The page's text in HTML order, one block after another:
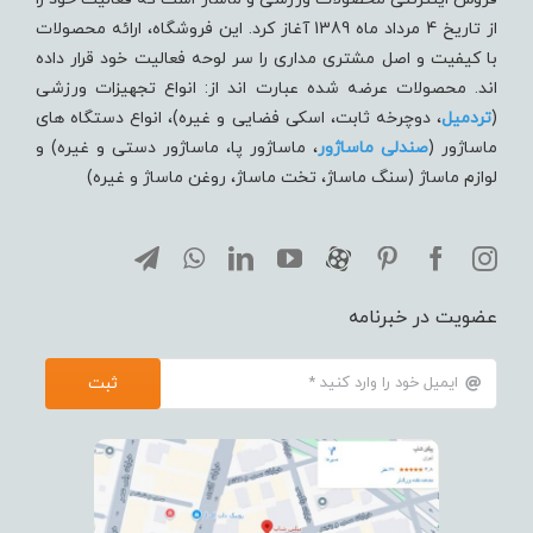
از تاریخ 4 مرداد ماه 1389 آغاز کرد. این فروشگاه، ارائه محصولات
با کیفیت و اصل مشتری مداری را سر لوحه فعالیت خود قرار داده
اند. محصولات عرضه شده عبارت اند از: انواع تجهیزات ورزشی
(تردميل، دوچرخه ثابت، اسکی فضایی و غیره)، انواع دستگاه های
ماساژور (صندلی ماساژور، ماساژور پا، ماساژور دستی و غیره) و
لوازم ماساژ (سنگ ماساژ، تخت ماساژ، روغن ماساژ و غیره)
عضویت در خبرنامه
ثبت